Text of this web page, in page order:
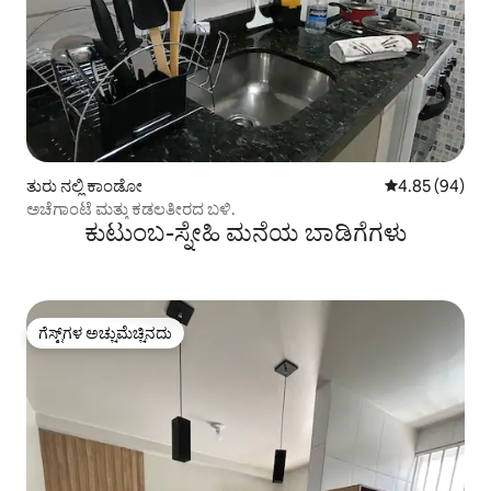
ತುರು ನಲ್ಲಿ ಕಾಂಡೋ 5 ರಲ್ಲಿ 4.85
4.85 (94)
ಅಚೆಗಾಂಟೆ ಮತ್ತು ಕಡಲತೀರದ ಬಳಿ.
ಕುಟುಂಬ-ಸ್ನೇಹಿ ಮನೆಯ ಬಾಡಿಗೆಗಳು
ಗೆಸ್ಟ್‌ಗಳ ಅಚ್ಚುಮೆಚ್ಚಿನದು
ಗೆಸ್ಟ್‌ಗಳ ಅಚ್ಚುಮೆಚ್ಚಿನದು